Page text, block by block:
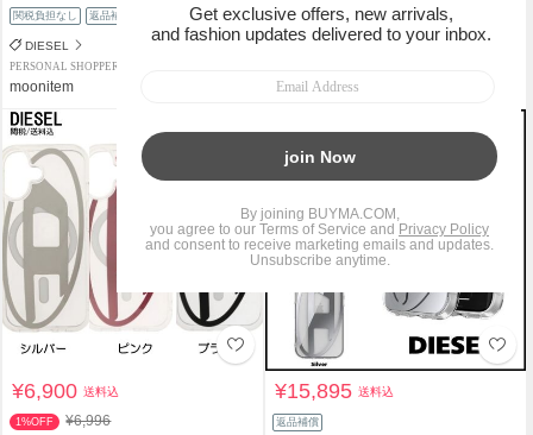
関税負担なし 返品補償
DIESEL
PERSONAL SHOPPER
moonitem
関税負担なし 返品補償
mocha_m
¥6,900送料込
1%OFF ¥6,996
¥15,895送料込
返品補償